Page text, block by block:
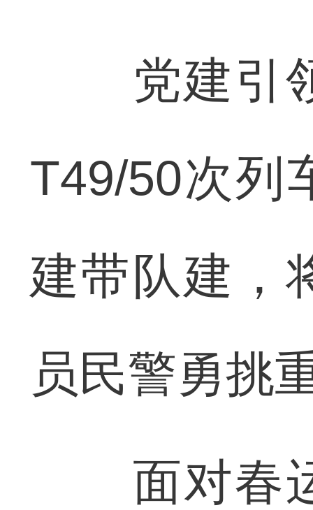
党建引领
T49/50次列
建带队建，
员民警勇挑
面对春运